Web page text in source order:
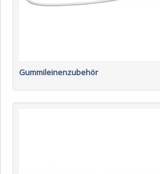
Gummileinenzubehör